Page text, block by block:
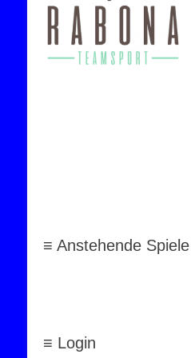
≡ Anstehende Spiele
≡ Login